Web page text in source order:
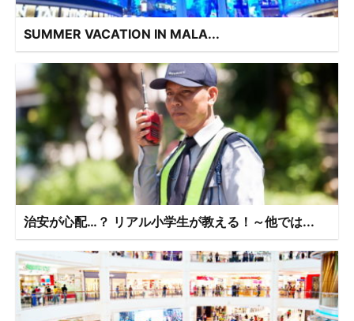
SUMMER VACATION IN MALA...
治安が心配…？ リアル小学生が教える！～他では...